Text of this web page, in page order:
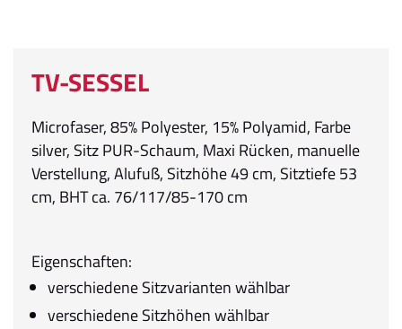
TV-SESSEL
Microfaser, 85% Polyester, 15% Polyamid, Farbe
silver, Sitz PUR-Schaum, Maxi Rücken, manuelle
Verstellung, Alufuß, Sitzhöhe 49 cm, Sitztiefe 53
cm, BHT ca. 76/117/85-170 cm
Eigenschaften:
verschiedene Sitzvarianten wählbar
verschiedene Sitzhöhen wählbar